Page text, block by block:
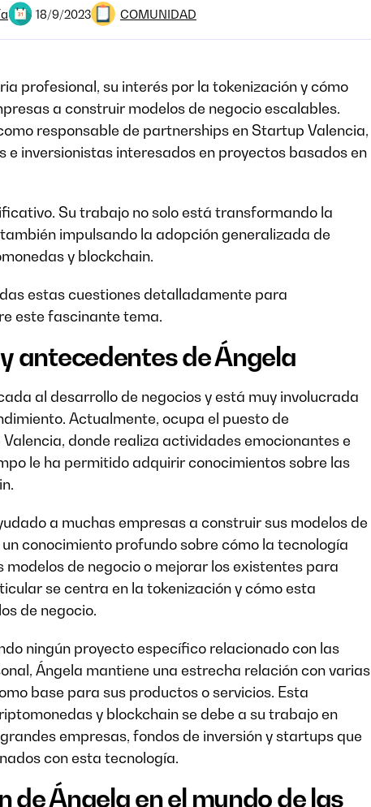
18/9/2023 COMUNIDAD
profesional, su interés por la tokenización y cómo
a construir modelos de negocio escalables.
responsable de partnerships en Startup Valencia,
inversionistas interesados en proyectos basados ​​en
Su trabajo no solo está transformando la
impulsando la adopción generalizada de
y blockchain.
estas cuestiones detalladamente para
este fascinante tema.
antecedentes de Ángela
al desarrollo de negocios y está muy involucrada
Actualmente, ocupa el puesto de
donde realiza actividades emocionantes e
le ha permitido adquirir conocimientos sobre las
a muchas empresas a construir sus modelos de
conocimiento profundo sobre cómo la tecnología
de negocio o mejorar los existentes para
se centra en la tokenización y cómo esta
de negocio.
ningún proyecto específico relacionado con las
Ángela mantiene una estrecha relación con varias
base para sus productos o servicios. Esta
y blockchain se debe a su trabajo en
empresas, fondos de inversión y startups que
con esta tecnología.
Ángela en el mundo de las